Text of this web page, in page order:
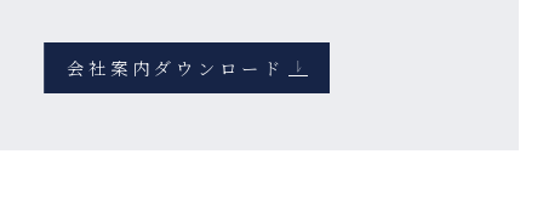
会社案内ダウンロード